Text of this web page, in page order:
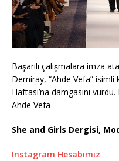
Başarılı çalışmalara imza
Demiray, “Ahde Vefa”
Haftası’na damgasını
Ahde Vefa
She and Girls Dergisi,
Instagram Hesabımız